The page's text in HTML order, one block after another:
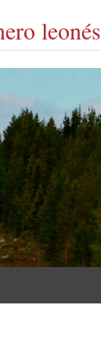
leonés